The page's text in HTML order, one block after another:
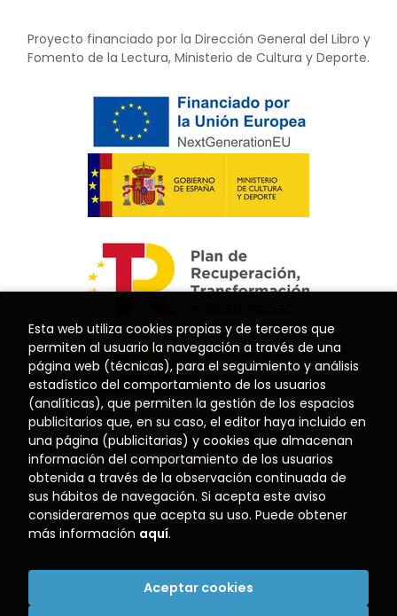
Proyecto financiado por la Dirección General del Libro y
Fomento de la Lectura, Ministerio de Cultura y Deporte.
2026 © Librería El Puerto
. Todos los Derechos Reservados
Esta web utiliza cookies propias y de terceros que
permiten al usuario la navegación a través de una
página web (técnicas), para el seguimiento y análisis
estadístico del comportamiento de los usuarios
(analíticas), que permiten la gestión de los espacios
publicitarios que, en su caso, el editor haya incluido en
una página (publicitarias) y cookies que almacenan
información del comportamiento de los usuarios
obtenida a través de la observación continuada de
sus hábitos de navegación. Si acepta este aviso
consideraremos que acepta su uso. Puede obtener
más información aquí.
Aceptar cookies